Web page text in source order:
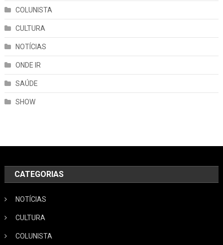
COLUNISTA
CULTURA
NOTÍCIAS
ONDE IR
SAÚDE
SHOW
CATEGORIAS
NOTÍCIAS
CULTURA
COLUNISTA